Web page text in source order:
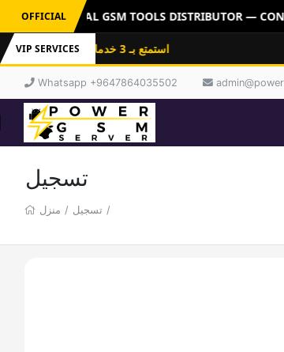
OFFICIALOFFICIAL GSM TOOLS DISTRIBUTOR —
VIP SERVICES استمتع بـ 3 خدمات باشتراك واحد: فلاشات
Whatsapp +9647864035502
تسجيل
منزل / تسجيل /